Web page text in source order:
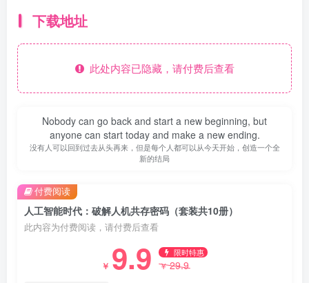
下载地址
此处内容已隐藏，请付费后查看
Nobody can go back and start a new beginning, but
anyone can start today and make a new ending.
没有人可以回到过去从头再来，但是每个人都可以从今天开始，创造一个全
新的结局
人工智能时代：破解人机共存密码（套装共10册）
此内容为付费阅读，请付费后查看
￥ 9.9 限时特惠
￥29.9
付费阅读